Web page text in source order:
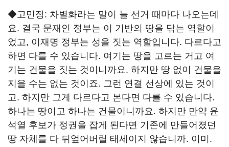
◆고민정: 차별화라는 말이 늘 선거 때마다 나오는데
요. 결국 문재인 정부는 이 기반의 땅을 닦는 역할이
었고, 이재명 정부는 성을 짓는 역할입니다. 다르다고
하면 다를 수 있습니다. 여기는 땅을 고르는 거고 여
기는 건물을 짓는 것이니까요. 하지만 땅 없이 건물을
지을 수는 없는 것이죠. 그런 연결 선상에 있는 것이
고. 하지만 그게 다르다고 본다면 다를 수 있습니다.
하나는 땅이고 하나는 건물이니까요. 하지만 만약 윤
석열 후보가 정권을 잡게 된다면 기존에 만들어졌던
땅 자체를 다 뒤엎어버릴 태세이지 않습니까. 이미.